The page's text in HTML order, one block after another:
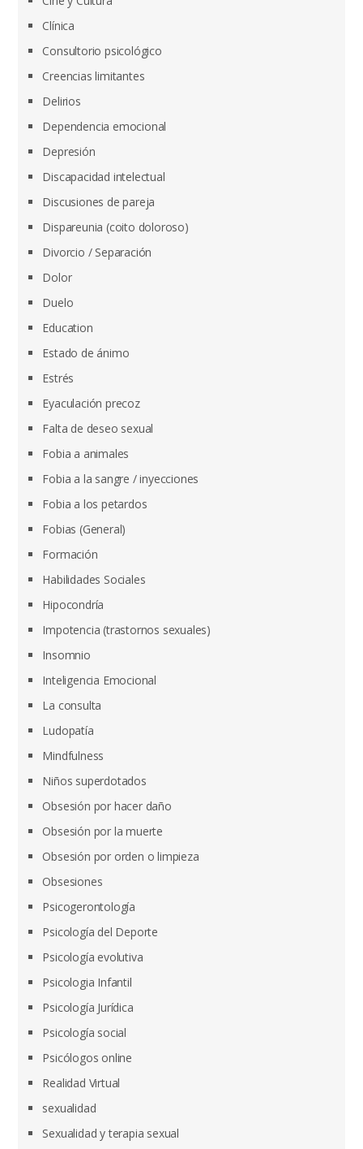
Clínica
Consultorio psicológico
Creencias limitantes
Delirios
Dependencia emocional
Depresión
Discapacidad intelectual
Discusiones de pareja
Dispareunia (coito doloroso)
Divorcio / Separación
Dolor
Duelo
Education
Estado de ánimo
Estrés
Eyaculación precoz
Falta de deseo sexual
Fobia a animales
Fobia a la sangre / inyecciones
Fobia a los petardos
Fobias (General)
Formación
Habilidades Sociales
Hipocondría
Impotencia (trastornos sexuales)
Insomnio
Inteligencia Emocional
La consulta
Ludopatía
Mindfulness
Niños superdotados
Obsesión por hacer daño
Obsesión por la muerte
Obsesión por orden o limpieza
Obsesiones
Psicogerontología
Psicología del Deporte
Psicología evolutiva
Psicologia Infantil
Psicología Jurídica
Psicología social
Psicólogos online
Realidad Virtual
sexualidad
Sexualidad y terapia sexual